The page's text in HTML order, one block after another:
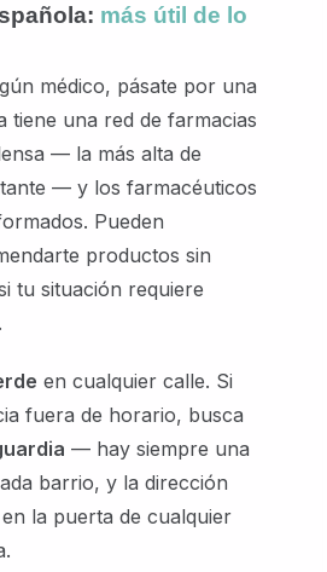
más útil de lo
médico, pásate por una
tiene una red de farmacias
— la más alta de
— y los farmacéuticos
Pueden
productos sin
tu situación requiere
en cualquier calle. Si
fuera de horario, busca
— hay siempre una
barrio, y la dirección
la puerta de cualquier